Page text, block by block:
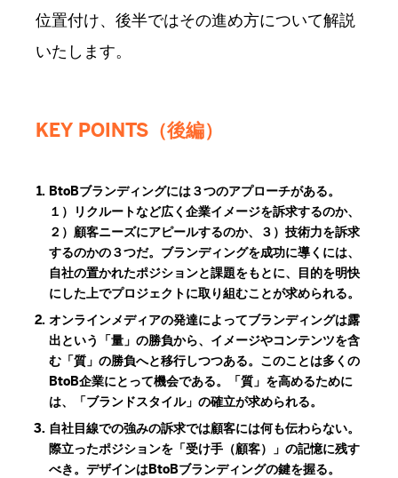
位置付け、後半ではその進め方について解説
いたします。
KEY POINTS（後編）
BtoBブランディングには３つのアプローチがある。
１）リクルートなど広く企業イメージを訴求するのか、
２）顧客ニーズにアピールするのか、３）技術力を訴求
するのかの３つだ。ブランディングを成功に導くには、
自社の置かれたポジションと課題をもとに、目的を明快
にした上でプロジェクトに取り組むことが求められる。
オンラインメディアの発達によってブランディングは露
出という「量」の勝負から、イメージやコンテンツを含
む「質」の勝負へと移行しつつある。このことは多くの
BtoB企業にとって機会である。「質」を高めるために
は、「ブランドスタイル」の確立が求められる。
自社目線での強みの訴求では顧客には何も伝わらない。
際立ったポジションを「受け手（顧客）」の記憶に残す
べき。デザインはBtoBブランディングの鍵を握る。